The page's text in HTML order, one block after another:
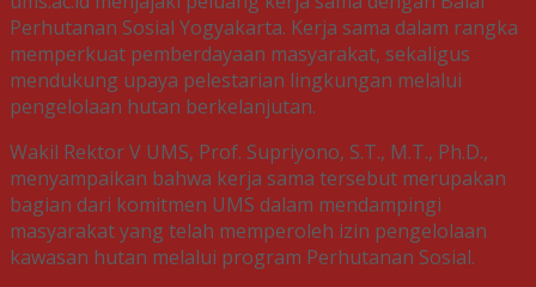
Perhutanan Sosial Yogyakarta. Kerja sama dalam rangka
memperkuat pemberdayaan masyarakat, sekaligus
mendukung upaya pelestarian lingkungan melalui
pengelolaan hutan berkelanjutan.
Wakil Rektor V UMS, Prof. Supriyono, S.T., M.T., Ph.D.,
menyampaikan bahwa kerja sama tersebut merupakan
bagian dari komitmen UMS dalam mendampingi
masyarakat yang telah memperoleh izin pengelolaan
kawasan hutan melalui program Perhutanan Sosial.